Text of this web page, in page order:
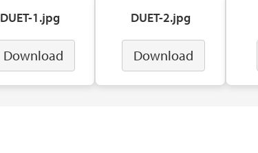
DUET-1.jpg
Download
DUET-2.jpg
Download